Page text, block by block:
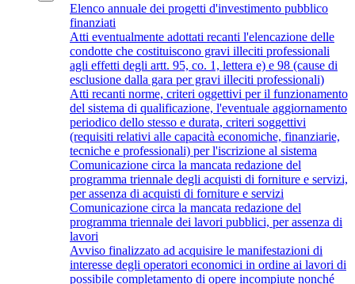
Elenco annuale dei progetti d'investimento pubblico
finanziati
Atti eventualmente adottati recanti l'elencazione delle
condotte che costituiscono gravi illeciti professionali
agli effetti degli artt. 95, co. 1, lettera e) e 98 (cause di
esclusione dalla gara per gravi illeciti professionali)
Atti recanti norme, criteri oggettivi per il funzionamento
del sistema di qualificazione, l'eventuale aggiornamento
periodico dello stesso e durata, criteri soggettivi
(requisiti relativi alle capacità economiche, finanziarie,
tecniche e professionali) per l'iscrizione al sistema
Comunicazione circa la mancata redazione del
programma triennale degli acquisti di forniture e servizi,
per assenza di acquisti di forniture e servizi
Comunicazione circa la mancata redazione del
programma triennale dei lavori pubblici, per assenza di
lavori
Avviso finalizzato ad acquisire le manifestazioni di
interesse degli operatori economici in ordine ai lavori di
possibile completamento di opere incompiute nonché